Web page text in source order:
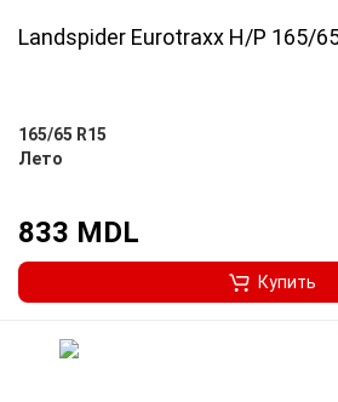
Landspider Eurotraxx H/P 165/
165/65 R15
Лето
833 MDL
Купить